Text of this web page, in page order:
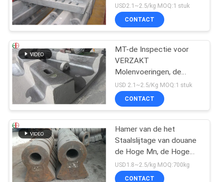
Staalvoeringen voor
VERZAKT de Molens
EB862 van de Molenbal
USD2.1~2.5/kg MOQ:1 stuk
CONTACT
MT-de Inspectie voor
VERZAKT
Molenvoeringen, de
Voeringsvervanging van
de Balmolen
USD 2.1~2.5/Kg MOQ:1 stuk
CONTACT
Hamer van de het
Staalslijtage van douane
de Hoge Mn, de Hoge
Hamer Uit gegoten staal
EB19047 van de
USD1.8~2.5/kg MOQ:700kg
CONTACT